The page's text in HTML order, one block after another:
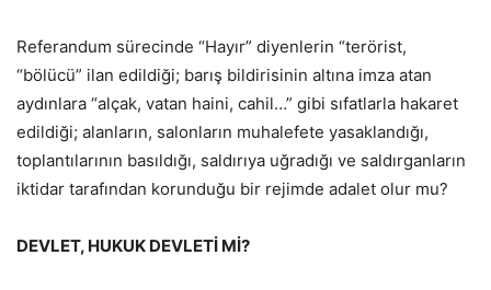
Referandum sürecinde “Hayır” diyenlerin “terörist,
“bölücü” ilan edildiği; barış bildirisinin altına imza atan
aydınlara “alçak, vatan haini, cahil…” gibi sıfatlarla hakaret
edildiği; alanların, salonların muhalefete yasaklandığı,
toplantılarının basıldığı, saldırıya uğradığı ve saldırganların
iktidar tarafından korunduğu bir rejimde adalet olur mu?
DEVLET, HUKUK DEVLETİ Mİ?